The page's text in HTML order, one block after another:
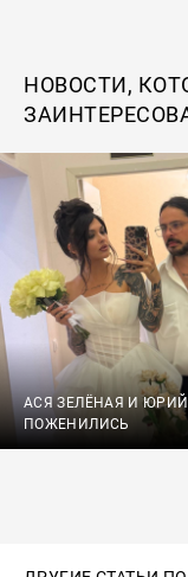
НОВОСТИ,
АСЯ ЗЕЛЁНАЯ И
ПОЖЕНИЛИСЬ